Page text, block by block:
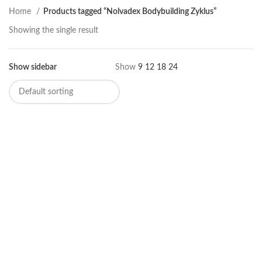
Home Products tagged “Nolvadex Bodybuilding Zyklus”
Showing the single result
Show sidebar Show 9 12 18 24